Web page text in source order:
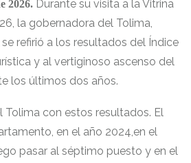
2026. Durante su visita a la Vitrina
la gobernadora del Tolima,
refirió a los resultados del Índice
y al vertiginoso ascenso del
los últimos dos años.
Tolima con estos resultados. El
en el año 2024,en el
pasar al séptimo puesto y en el